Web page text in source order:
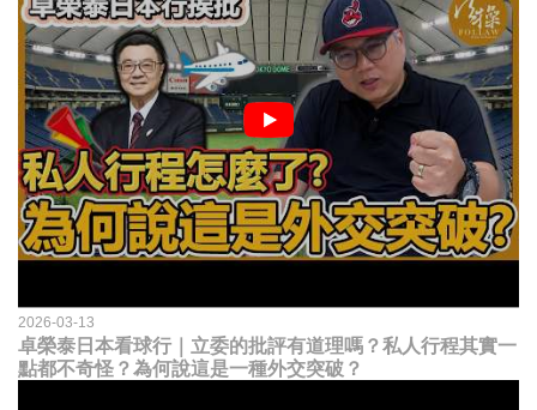
2026-03-13
卓榮泰日本看球行｜立委的批評有道理嗎？私人行程其實一
點都不奇怪？為何說這是一種外交突破？